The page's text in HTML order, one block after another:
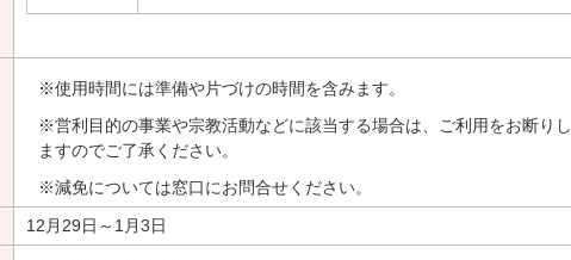
※使用時間には準備や片づけの時間を含みます。
※営利目的の事業や宗教活動などに該当する場合は、ご利用をお断りし
ますのでご了承ください。
※減免については窓口にお問合せください。
12月29日～1月3日